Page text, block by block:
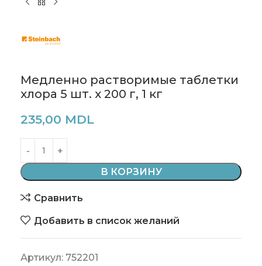
Медленно растворимые таблетки
хлора 5 шт. х 200 г, 1 кг
235,00 MDL
В КОРЗИНУ
Сравнить
Добавить в список желаний
Артикул: 752201